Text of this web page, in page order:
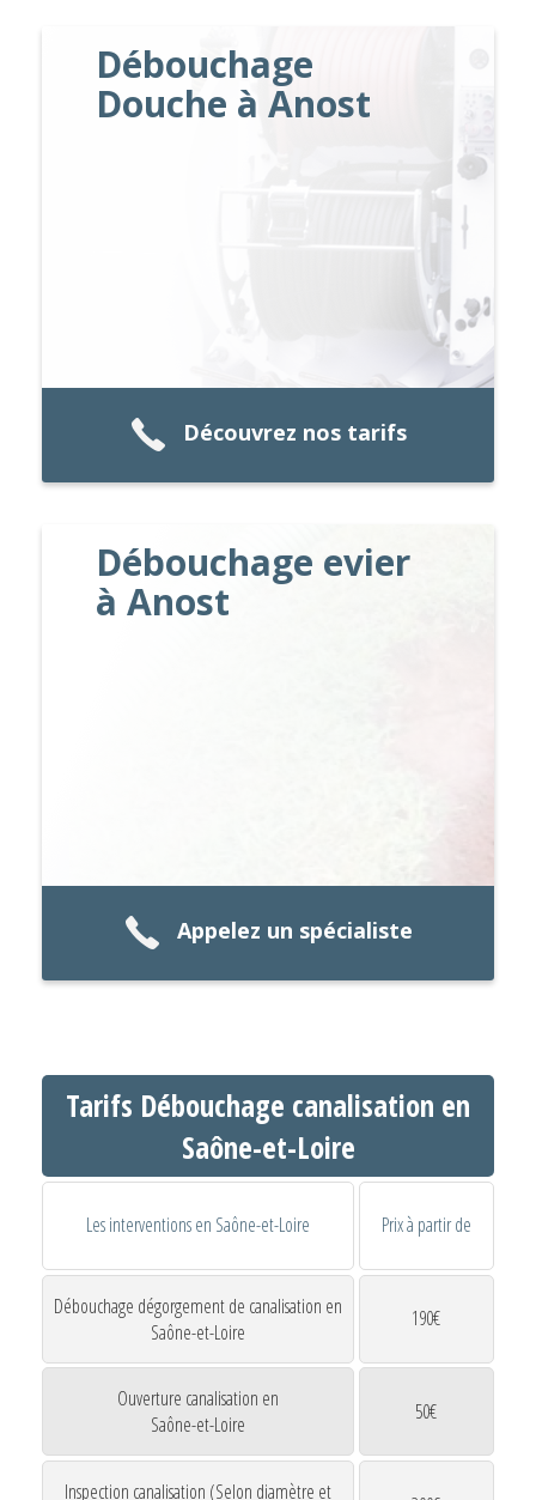
Débouchage
Douche à Anost
Découvrez nos tarifs
Débouchage evier
à Anost
Appelez un spécialiste
Tarifs Débouchage canalisation en
Saône-et-Loire
Les interventions en Saône-et-Loire Prix à partir de
Débouchage dégorgement de canalisation en
Saône-et-Loire
190€
Ouverture canalisation en
Saône-et-Loire
50€
Inspection canalisation (Selon diamètre et